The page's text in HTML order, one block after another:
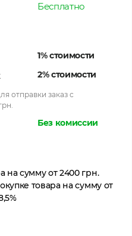
Бесплатно
1% стоимости
2% стоимости
отправки заказ с
Без комиссии
на сумму от 2400 грн.
товара на сумму от